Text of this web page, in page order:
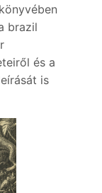
brazil
és a
is